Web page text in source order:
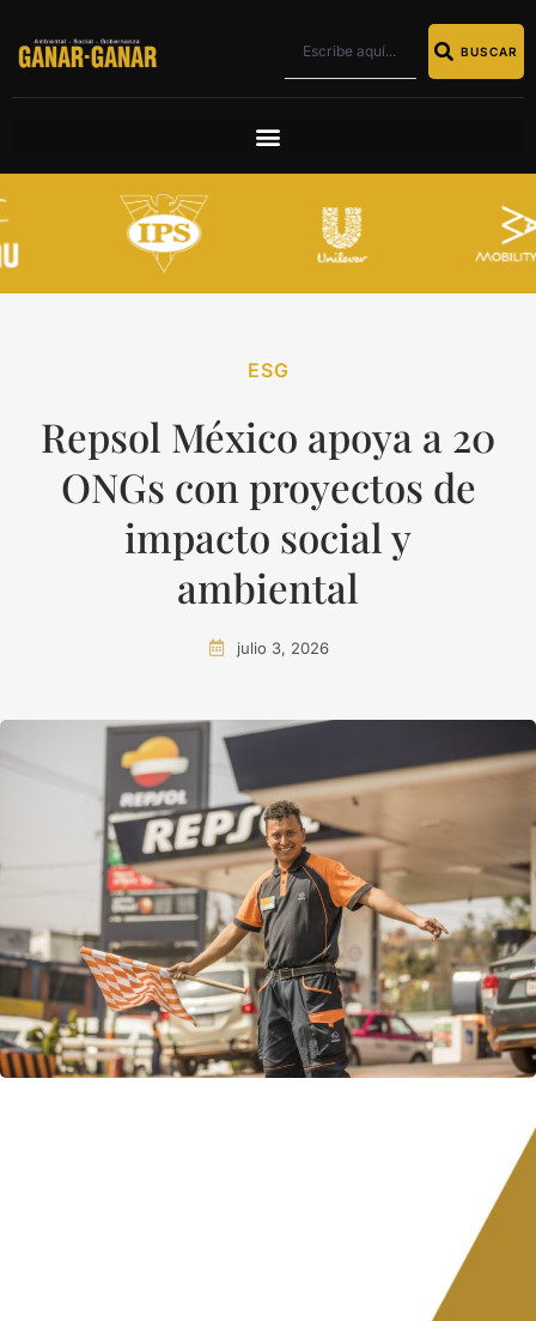
BUSCAR
ESG
Repsol México apoya a 20
ONGs con proyectos de
impacto social y
ambiental
julio 3, 2026